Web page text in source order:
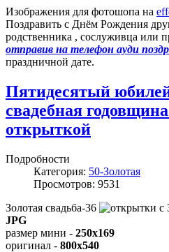
Изображения для фотошопа на
Поздравить с Днём Рождения
родственника , сослуживца или
отправив на телефон ауди
праздничной дате.
Пятидесятый
свадебная
открыткой
Подробности
Категория: 50-Золотая
Просмотров: 9531
Золотая свадьба-36
JPG
размер мини - 250x169
оригинал - 800x540